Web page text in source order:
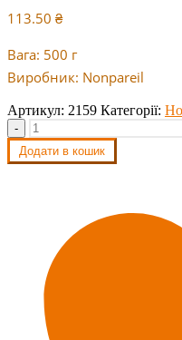
113.50 ₴
Вага: 500 г
Виробник: Nonpareil
Артикул: 2159 Категорії:
-
Додати в кошик